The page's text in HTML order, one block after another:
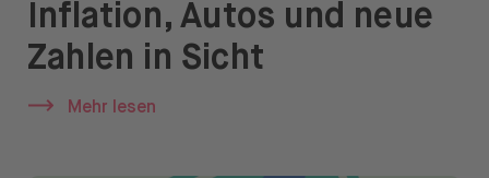
News & Insights
Prime
Sicherheit & Schutz
Inflation, Autos und neue
Zahlen in Sicht
Mehr lesen